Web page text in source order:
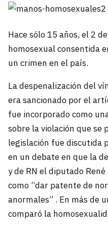
Hace sólo 15 años, el 2
homosexual consentida
un crimen en el país.
La despenalización del
era sancionado por el
fue incorporado como
sobre la violación que se
legislación fue discutida
en un debate en que la
y de RN el diputado
como “dar patente de
anormales” . En más de
comparó la